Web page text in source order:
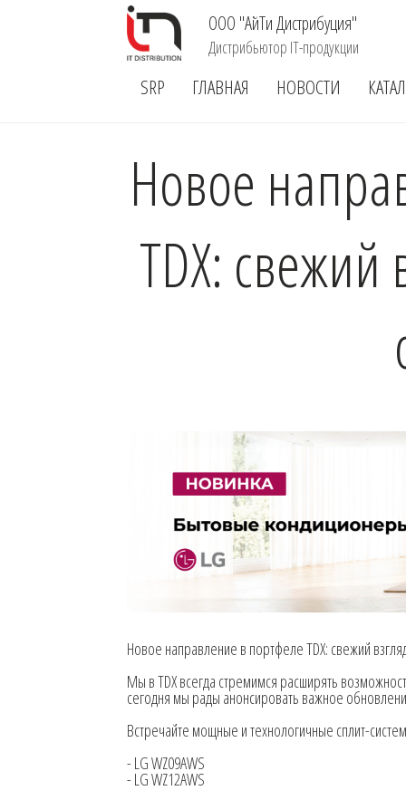
ООО "АйТи Дистрибуция"
Дистрибьютор IT-продукции
SRP ГЛАВНАЯ НОВОСТИ
Новое
TDX:
Новое направление в портфеле TDX: свежий
Мы в TDX всегда стремимся расширять
сегодня мы рады анонсировать важное
Встречайте мощные и технологичные сплит-
- LG WZ09AWS
- LG WZ12AWS